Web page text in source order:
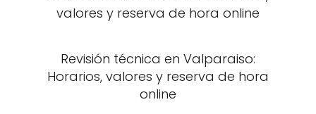
valores y reserva de hora online
Revisión técnica en Valparaiso:
Horarios, valores y reserva de hora
online